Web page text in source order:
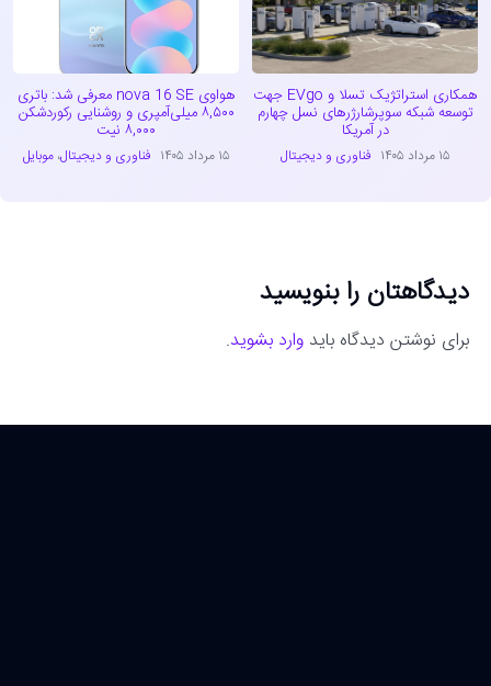
همکاری استراتژیک تسلا و EVgo جهت
توسعه شبکه سوپرشارژرهای نسل چهارم
در آمریکا
۱۵ مرداد ۱۴۰۵ فناوری و دیجیتال
هواوی nova 16 SE معرفی شد: باتری
۸,۵۰۰ میلی‌آمپری و روشنایی رکوردشکن
۸,۰۰۰ نیت
۱۵ مرداد ۱۴۰۵ فناوری و دیجیتال،موبایل
دیدگاهتان را بنویسید
برای نوشتن دیدگاه باید وارد بشوید.